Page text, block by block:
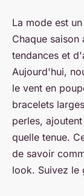
La mode est
Chaque
tendances et
Aujourd'hui,
le vent en
bracelets
perles,
quelle tenue.
de savoir
look. Suivez le